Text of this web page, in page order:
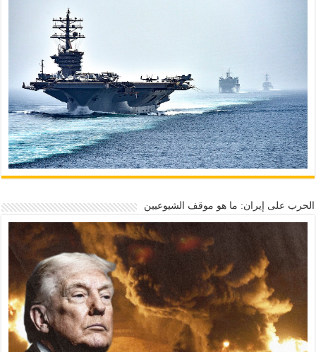
الحرب على إيران: ما هو موقف الشيوعيين